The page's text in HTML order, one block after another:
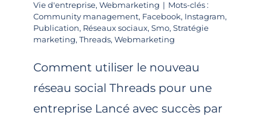
Vie d'entreprise, Webmarketing | Mots-clés :
Community management, Facebook, Instagram,
Publication, Réseaux sociaux, Smo, Stratégie
marketing, Threads, Webmarketing
Comment utiliser le nouveau
réseau social Threads pour une
entreprise Lancé avec succès par